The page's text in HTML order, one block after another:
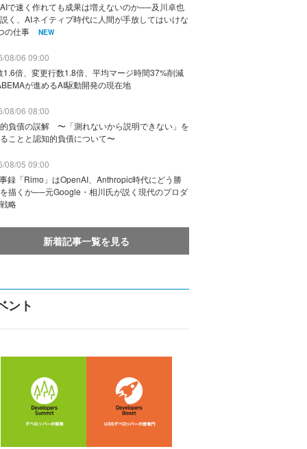
で速く作れても成果は増えないのか──及川卓也
く、AIネイティブ時代に人間が手放してはいけな
の仕事
NEW
08/06 09:00
1.6倍、変更行数1.8倍、平均マージ時間37%削減
が進めるAI駆動開発の現在地
08/06 08:00
負債の誤解 〜「測れないから説明できない」を
ことと認知的負債について〜
08/05 09:00
録「Rimo」はOpenAI、Anthropic時代にどう勝
描くか──元Google・相川氏が説く現代のプロダ
略
新着記事一覧を見る
ント